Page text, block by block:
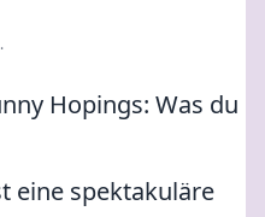
Hopings: Was du
eine spektakuläre